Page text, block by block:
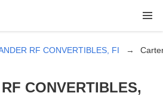
RF CONVERTIBLES, FI
CONVERTIBLES,